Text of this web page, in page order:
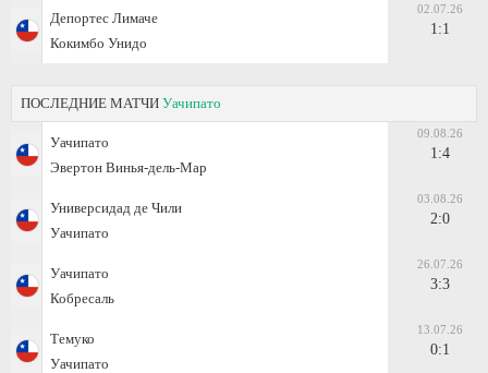
Депортес Лимаче
Кокимбо Унидо
02.07.26
1:1
ПОСЛЕДНИЕ МАТЧИ Уачипато
Уачипато
Эвертон Винья-дель-Мар
09.08.26
1:4
Универсидад де Чили
Уачипато
03.08.26
2:0
Уачипато
Кобресаль
26.07.26
3:3
Темуко
Уачипато
13.07.26
0:1